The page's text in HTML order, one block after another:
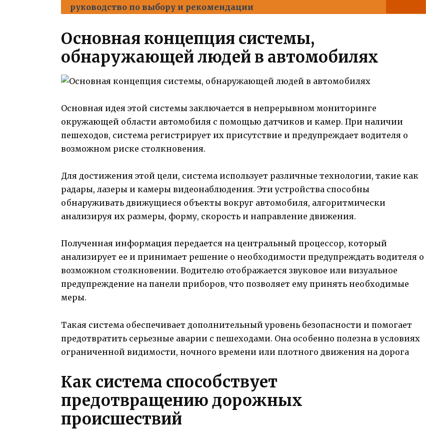
руководство по выбору и рекомендации
Основная концепция системы,
обнаружающей людей в автомобилях
Основная идея этой системы заключается в непрерывном мониторинге
окружающей области автомобиля с помощью датчиков и камер. При наличии
пешеходов, система регистрирует их присутствие и предупреждает водителя о
возможном риске столкновения.
Для достижения этой цели, система использует различные технологии, такие как
радары, лазеры и камеры видеонаблюдения. Эти устройства способны
обнаруживать движущиеся объекты вокруг автомобиля, алгоритмически
анализируя их размеры, форму, скорость и направление движения.
Полученная информация передается на центральный процессор, который
анализирует ее и принимает решение о необходимости предупреждать водителя о
возможном столкновении. Водителю отображается звуковое или визуальное
предупреждение на панели приборов, что позволяет ему принять необходимые
меры.
Такая система обеспечивает дополнительный уровень безопасности и помогает
предотвратить серьезные аварии с пешеходами. Она особенно полезна в условиях
ограниченной видимости, ночного времени или плотного движения на дорога
Как система способствует
предотвращению дорожных
происшествий